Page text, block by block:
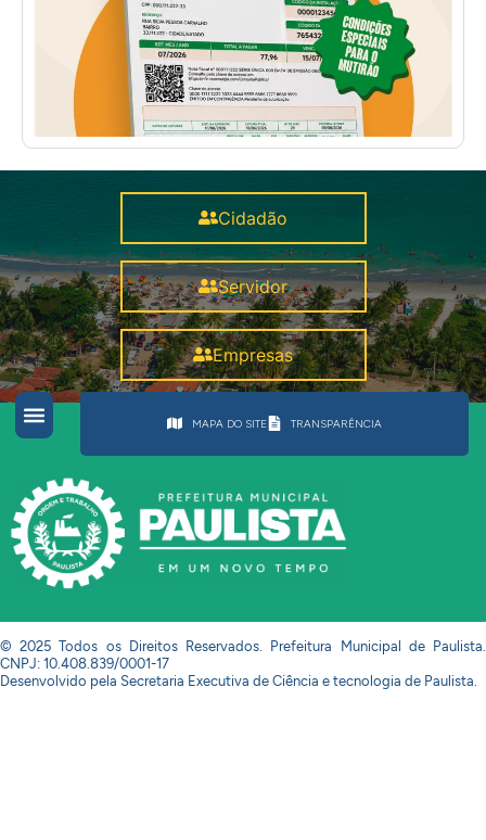
Cidadão
Servidor
Empresas
MAPA DO SITE TRANSPARÊNCIA
© 2025 Todos os Direitos Reservados. Prefeitura Municipal de Paulista.
CNPJ: 10.408.839/0001-17
Desenvolvido pela Secretaria Executiva de Ciência e tecnologia de Paulista.